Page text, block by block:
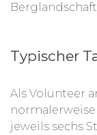
Typischer
Als Volunteer
jeweils sechs